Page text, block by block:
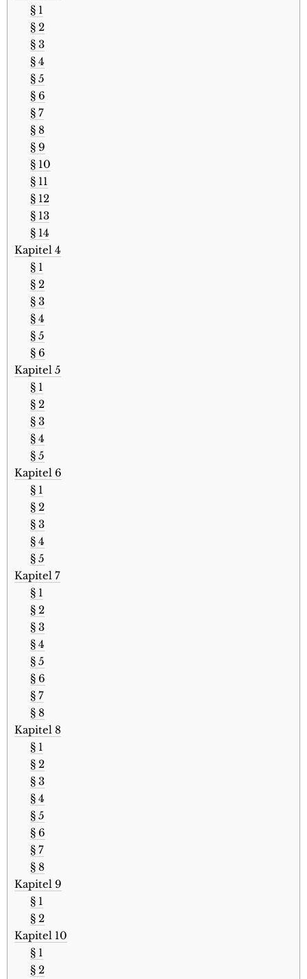
§ 1
§ 2
§ 3
§ 4
§ 5
§ 6
§ 7
§ 8
§ 9
§ 10
§ 11
§ 12
§ 13
§ 14
Kapitel 4
§ 1
§ 2
§ 3
§ 4
§ 5
§ 6
Kapitel 5
§ 1
§ 2
§ 3
§ 4
§ 5
Kapitel 6
§ 1
§ 2
§ 3
§ 4
§ 5
Kapitel 7
§ 1
§ 2
§ 3
§ 4
§ 5
§ 6
§ 7
§ 8
Kapitel 8
§ 1
§ 2
§ 3
§ 4
§ 5
§ 6
§ 7
§ 8
Kapitel 9
§ 1
§ 2
Kapitel 10
§ 1
§ 2